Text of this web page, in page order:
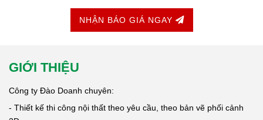
NHẬN BÁO GIÁ NGAY
GIỚI THIỆU
Công ty Đào Doanh chuyên:
- Thiết kế thi công nội thất theo yêu cầu, theo bản vẽ phối cảnh